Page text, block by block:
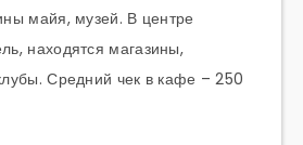
майя, музей. В центре
находятся магазины,
Средний чек в кафе – 250